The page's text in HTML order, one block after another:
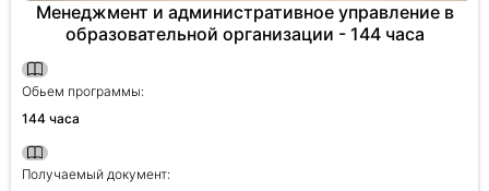
Менеджмент и административное управление в
образовательной организации - 144 часа
Обьем программы:
144 часа
Получаемый документ: